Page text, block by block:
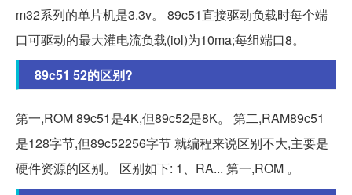
m32系列的单片机是3.3v。 89c51直接驱动负载时每个端
口可驱动的最大灌电流负载(iol)为10ma;每组端口8。
89c51 52的区别?
第一,ROM 89c51是4K,但89c52是8K。 第二,RAM89c51
是128字节,但89c52256字节 就编程来说区别不大,主要是
硬件资源的区别。 区别如下: 1、RA... 第一,ROM 。